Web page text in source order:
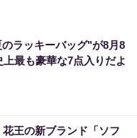
ラッキーバッグ"が8月8
最も豪華な7点入りだよ
花王の新ブランド「ソフ